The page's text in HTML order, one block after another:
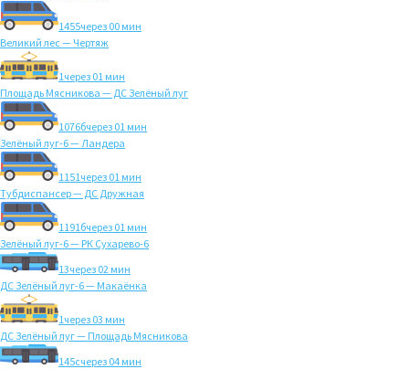
1455через 00 мин
Великий лес — Чертяж
1через 01 мин
Площадь Мясникова — ДС Зелёный луг
1076бчерез 01 мин
Зелёный луг-6 — Ландера
1151через 01 мин
Тубдиспансер — ДС Дружная
1191бчерез 01 мин
Зелёный луг-6 — РК Сухарево-6
13через 02 мин
ДС Зелёный луг-6 — Макаёнка
1через 03 мин
ДС Зелёный луг — Площадь Мясникова
145счерез 04 мин